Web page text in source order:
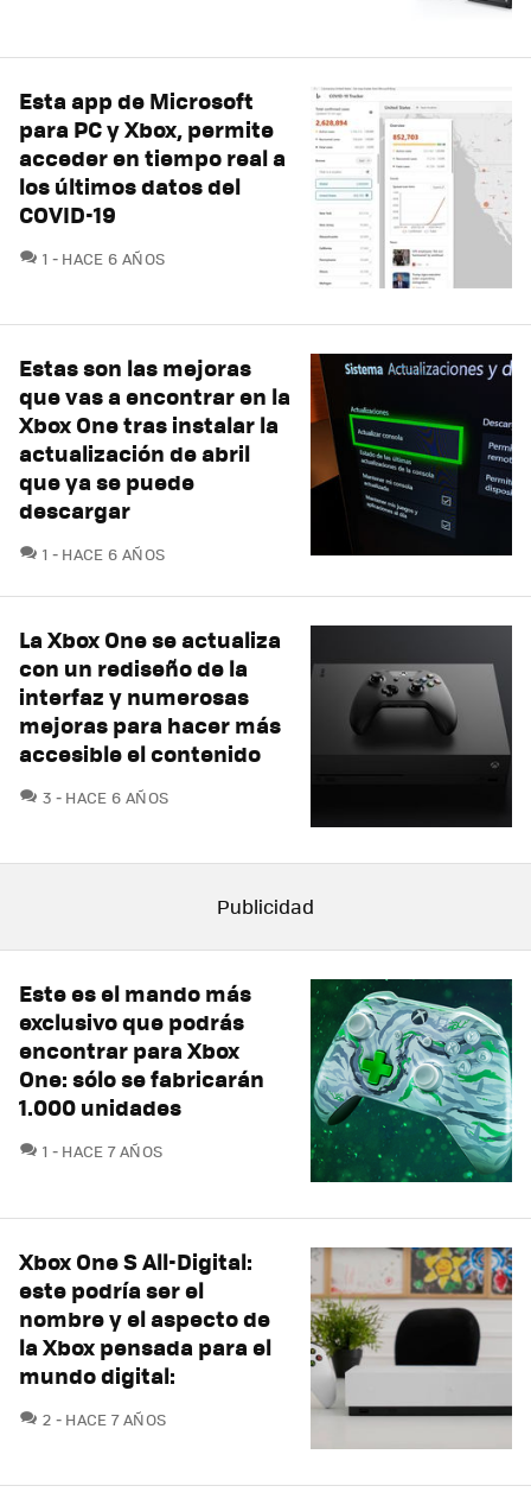
Esta app de Microsoft
para PC y Xbox, permite
acceder en tiempo real a
los últimos datos del
COVID-19
1 COMENTARIOS
HACE 6 AÑOS
Estas son las mejoras
que vas a encontrar en la
Xbox One tras instalar la
actualización de abril
que ya se puede
descargar
1 COMENTARIOS
HACE 6 AÑOS
La Xbox One se actualiza
con un rediseño de la
interfaz y numerosas
mejoras para hacer más
accesible el contenido
3 COMENTARIOS
HACE 6 AÑOS
Este es el mando más
exclusivo que podrás
encontrar para Xbox
One: sólo se fabricarán
1.000 unidades
1 COMENTARIOS
HACE 7 AÑOS
Xbox One S All-Digital:
este podría ser el
nombre y el aspecto de
la Xbox pensada para el
mundo digital:
2 COMENTARIOS
HACE 7 AÑOS